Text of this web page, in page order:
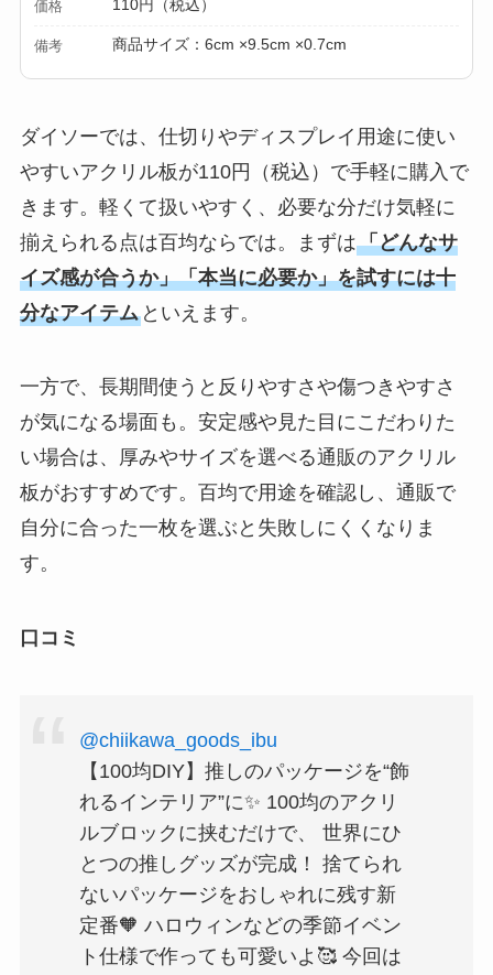
価格 110円（税込）
備考 商品サイズ：6cm ×9.5cm ×0.7cm
ダイソーでは、仕切りやディスプレイ用途に使い
やすいアクリル板が110円（税込）で手軽に購入で
きます。軽くて扱いやすく、必要な分だけ気軽に
揃えられる点は百均ならでは。まずは「どんなサ
イズ感が合うか」「本当に必要か」を試すには十
分なアイテムといえます。
一方で、長期間使うと反りやすさや傷つきやすさ
が気になる場面も。安定感や見た目にこだわりた
い場合は、厚みやサイズを選べる通販のアクリル
板がおすすめです。百均で用途を確認し、通販で
自分に合った一枚を選ぶと失敗しにくくなりま
す。
口コミ
@chiikawa_goods_ibu
【100均DIY】推しのパッケージを“飾
れるインテリア”に✨ 100均のアクリ
ルブロックに挟むだけで、 世界にひ
とつの推しグッズが完成！ 捨てられ
ないパッケージをおしゃれに残す新
定番🧡 ハロウィンなどの季節イベン
ト仕様で作っても可愛いよ🥰 今回は